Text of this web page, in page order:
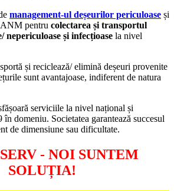
management-ul deșeurilor periculoase și
ANM pentru colectarea și transportul
nepericuloase și infecțioase la nivel
și reciclează/ elimină deșeuri provenite
sunt avantajoase, indiferent de natura
serviciile la nivel național și
domeniu. Societatea garantează succesul
de dimensiune sau dificultate.
- NOI SUNTEM
SOLUȚIA!